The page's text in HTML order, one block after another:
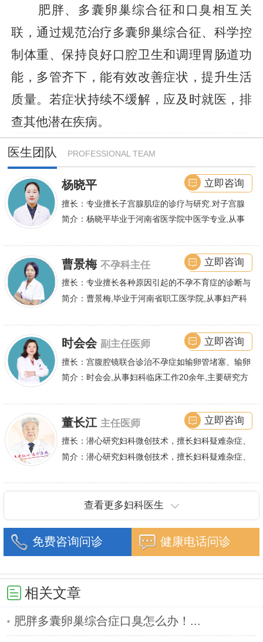
肥胖、多囊卵巢综合征和口臭相互关
联，通过规范治疗多囊卵巢综合征、科学控
制体重、保持良好口腔卫生和调理胃肠道功
能，多管齐下，能有效改善症状，提升生活
质量。若症状持续不缓解，应及时就医，排
查其他潜在疾病。
医生团队 PROFESSIONAL TEAM
杨晓平
擅长：专业擅长子宫腺肌症的诊疗与研究.对子宫腺
肌症的保守及手术治疗有丰富的经验.
简介：杨晓平毕业于河南省医学院中医学专业,从事
立即咨询
曹景梅 不孕科主任
擅长：专业擅长各种原因引起的不孕不育症的诊断与
治疗,如多囊卵巢,输卵管堵塞、粘连,输卵管复通,输卵
简介：曹景梅,毕业于河南省职工医学院,从事妇产科
立即咨询
时会会 副主任医师
擅长：宫腹腔镜联合诊治不孕症如输卵管堵塞、输卵
管不通、输卵管积水、粘连等输卵管性不孕、多囊卵
子宫腺肌症、子宫肌瘤、子宫脱垂、尿失禁等也有丰
富的临床经验.在石女手术方面通过专业的技术已帮
助万千女性重塑女儿身.
简介：时会会,从事妇科临床工作20余年,主要研究方
立即咨询
董长江 主任医师
擅长：潜心研究妇科微创技术，擅长妇科疑难杂症、
妇科肿瘤、不孕不育等疾病的诊疗。几十年从医经
诊疗更专业。
简介：潜心研究妇科微创技术，擅长妇科疑难杂症、
立即咨询
查看更多妇科医生
免费咨询问诊 健康电话问诊
相关文章
肥胖多囊卵巢综合症口臭怎么办！...